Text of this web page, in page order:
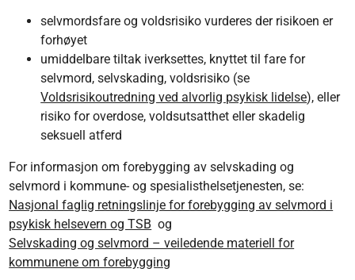
selvmordsfare og voldsrisiko vurderes der risikoen er
forhøyet
umiddelbare tiltak iverksettes, knyttet til fare for
selvmord, selvskading, voldsrisiko (se
Voldsrisikoutredning ved alvorlig psykisk lidelse), eller
risiko for overdose, voldsutsatthet eller skadelig
seksuell atferd
For informasjon om forebygging av selvskading og
selvmord i kommune- og spesialisthelsetjenesten, se:
Nasjonal faglig retningslinje for forebygging av selvmord i
psykisk helsevern og TSB og
Selvskading og selvmord – veiledende materiell for
kommunene om forebygging